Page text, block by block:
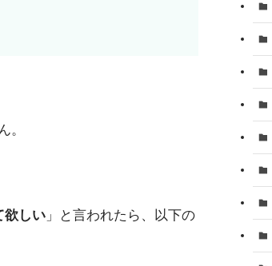
。
欲しい 」と言われたら、以下の